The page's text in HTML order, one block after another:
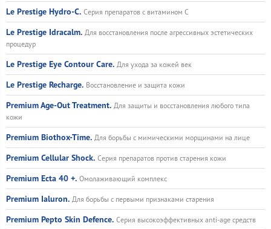
Le Prestige Hydro-C. Серия препаратов с витамином С
Le Prestige Idracalm. Для восстановления после агрессивных эстетических
процедур
Le Prestige Eye Contour Care. Для ухода за кожей век
Le Prestige Recharge. Восстановление и защита кожи
Premium Age-Out Treatment. Для защиты и восстановления любого типа
кожи
Premium Biothox-Time. Для борьбы с мимическими морщинами на лице
Premium Cellular Shock. Серия препаратов против старения кожи
Premium Ecta 40 +. Омолаживающий комплекс
Premium Ialuron. Для борьбы с первыми признаками старения
Premium Pepto Skin Defence. Серия высокоэффективных anti-age средств